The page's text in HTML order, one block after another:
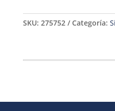
SKU: 275752 Categoría: